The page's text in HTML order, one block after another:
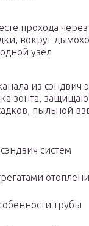
прохода
вокруг
узел
из сэндвич
зонта,
пыльной
систем
трубы